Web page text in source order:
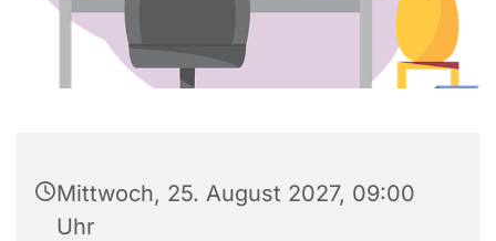
Mittwoch, 25. August 2027, 09:00
Uhr